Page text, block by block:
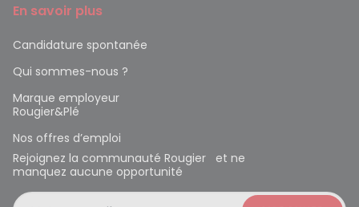
En savoir plus
Candidature spontanée
Qui sommes-nous ?
Marque employeur
Rougier&Plé
Nos offres d’emploi
Rejoignez la communauté Rougier et ne
manquez aucune opportunité